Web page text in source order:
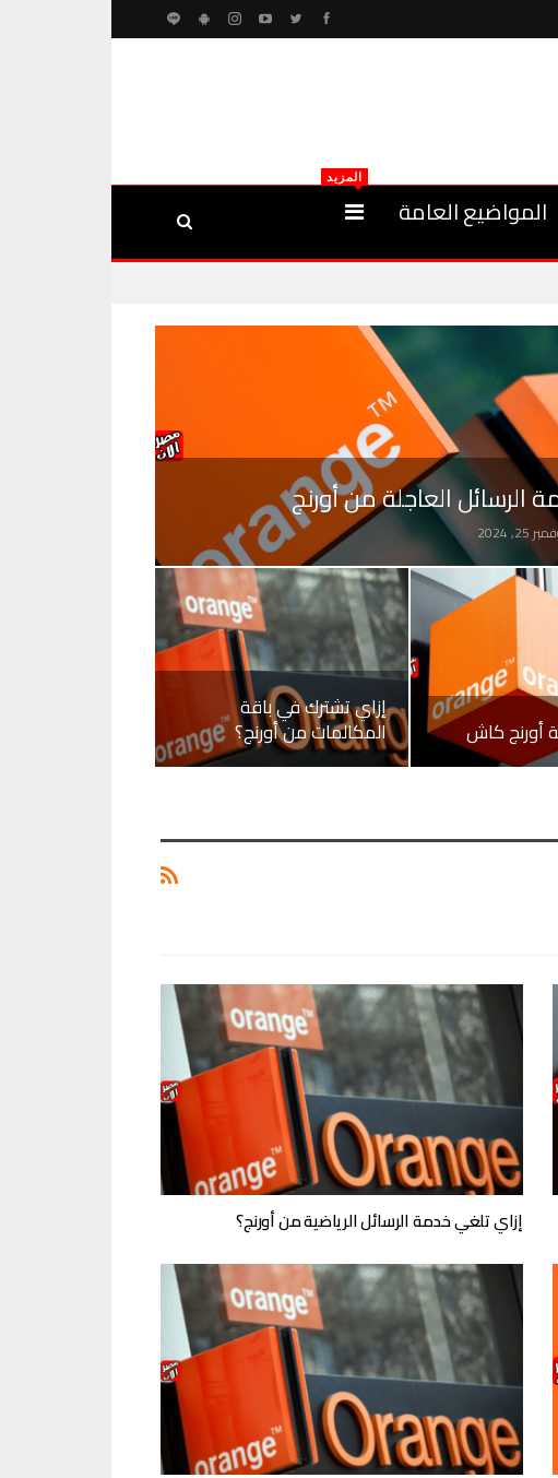
المواضيع العامة
المزيد
الرسائل العاجلة من أورنج
25, 2024
أورنج كاش
إزاي تشترك في باقة
المكالمات من أورنج؟
إزاي تلغي خدمة الرسائل الرياضية من أورنج؟